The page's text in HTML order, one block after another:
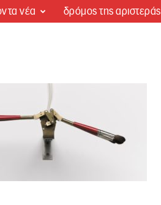
νέα δρόμος της αριστεράς